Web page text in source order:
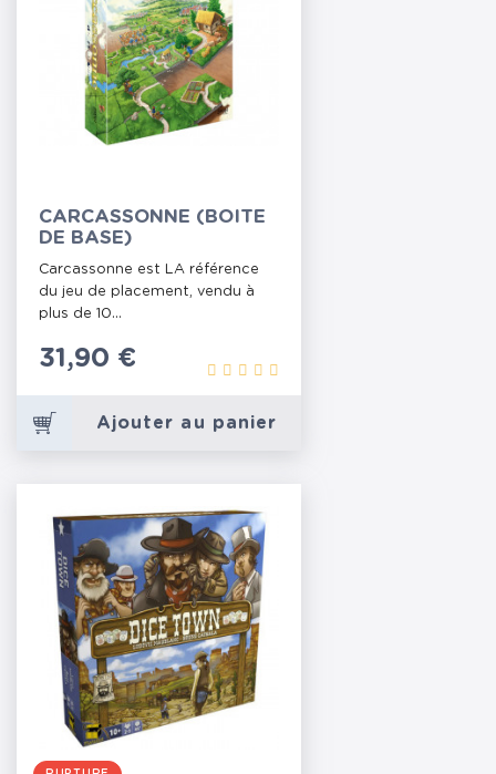
CARCASSONNE (BOITE
DE BASE)
Carcassonne est LA référence
du jeu de placement, vendu à
plus de 10...
Prix
31,90 €
Ajouter au panier